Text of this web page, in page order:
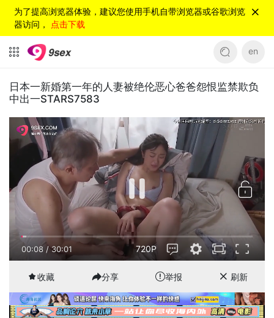
为了提高浏览器体验，建议您使用手机自带浏览器或谷歌浏览
器访问， 点击下载
en
日本一新婚第一年的人妻被绝伦恶心爸爸怨恨监禁欺负
中出一STARS7583
00:08 /30:01 720P
收藏 分享 举报 刷新